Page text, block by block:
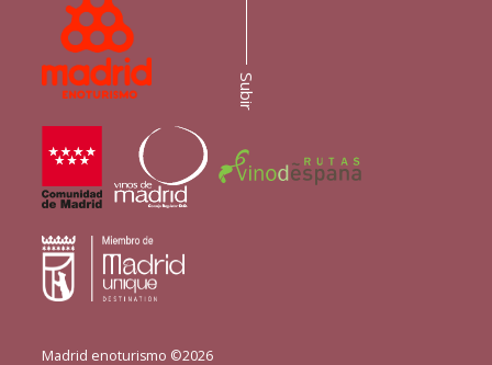
Madrid enoturismo ©2026
Subir